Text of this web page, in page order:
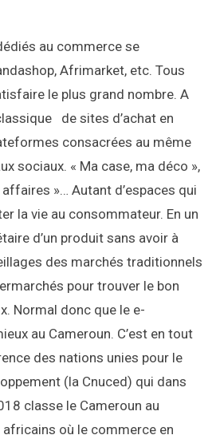
au commerce se
Afrimarket, etc. Tous
le plus grand nombre. A
de sites d’achat en
consacrées au même
sociaux. « Ma case, ma déco »,
»… Autant d’espaces qui
la vie au consommateur. En un
d’un produit sans avoir à
des marchés traditionnels
pour trouver le bon
Normal donc que le e-
au Cameroun. C’est en tout
des nations unies pour le
(la Cnuced) qui dans
classe le Cameroun au
où le commerce en